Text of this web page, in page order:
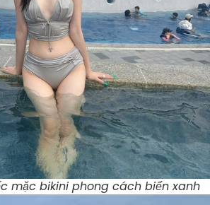
mặc bikini phong cách biển xanh